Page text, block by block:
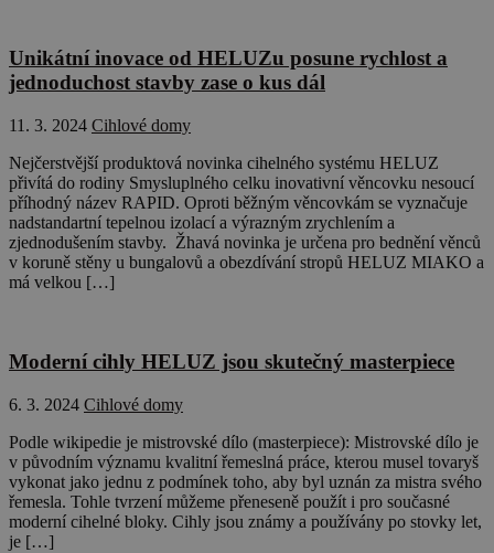
Unikátní inovace od HELUZu posune rychlost a
jednoduchost stavby zase o kus dál
11. 3. 2024 Cihlové domy
Nejčerstvější produktová novinka cihelného systému HELUZ
přivítá do rodiny Smysluplného celku inovativní věncovku nesoucí
příhodný název RAPID. Oproti běžným věncovkám se vyznačuje
nadstandartní tepelnou izolací a výrazným zrychlením a
zjednodušením stavby. Žhavá novinka je určena pro bednění věnců
v koruně stěny u bungalovů a obezdívání stropů HELUZ MIAKO a
má velkou […]
Moderní cihly HELUZ jsou skutečný masterpiece
6. 3. 2024 Cihlové domy
Podle wikipedie je mistrovské dílo (masterpiece): Mistrovské dílo je
v původním významu kvalitní řemeslná práce, kterou musel tovaryš
vykonat jako jednu z podmínek toho, aby byl uznán za mistra svého
řemesla. Tohle tvrzení můžeme přeneseně použít i pro současné
moderní cihelné bloky. Cihly jsou známy a používány po stovky let,
je […]